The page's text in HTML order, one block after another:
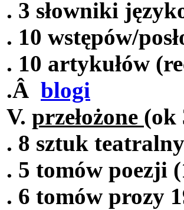
. 3 słowniki
. 10 wstępów/
. 10 artykułów
.Â blogi
V. przełożone (ok
. 8 sztuk
. 5 tomów poezji
. 6 tomów prozy